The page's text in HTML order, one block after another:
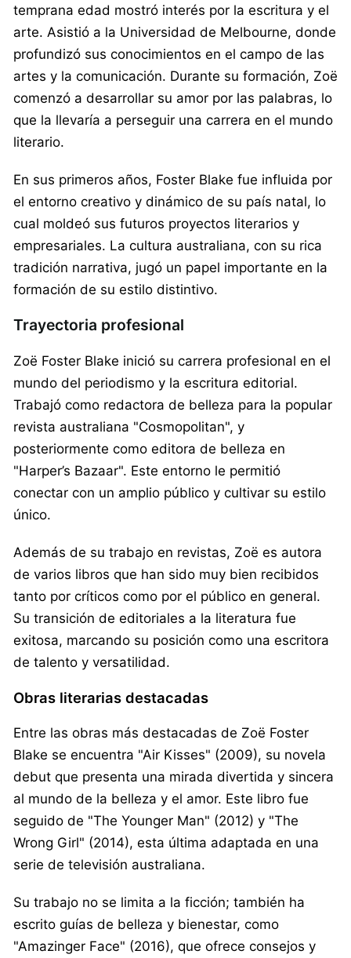
temprana edad mostró interés por la escritura y el
arte. Asistió a la Universidad de Melbourne, donde
profundizó sus conocimientos en el campo de las
artes y la comunicación. Durante su formación, Zoë
comenzó a desarrollar su amor por las palabras, lo
que la llevaría a perseguir una carrera en el mundo
literario.
En sus primeros años, Foster Blake fue influida por
el entorno creativo y dinámico de su país natal, lo
cual moldeó sus futuros proyectos literarios y
empresariales. La cultura australiana, con su rica
tradición narrativa, jugó un papel importante en la
formación de su estilo distintivo.
Trayectoria profesional
Zoë Foster Blake inició su carrera profesional en el
mundo del periodismo y la escritura editorial.
Trabajó como redactora de belleza para la popular
revista australiana "Cosmopolitan", y
posteriormente como editora de belleza en
"Harper’s Bazaar". Este entorno le permitió
conectar con un amplio público y cultivar su estilo
único.
Además de su trabajo en revistas, Zoë es autora
de varios libros que han sido muy bien recibidos
tanto por críticos como por el público en general.
Su transición de editoriales a la literatura fue
exitosa, marcando su posición como una escritora
de talento y versatilidad.
Obras literarias destacadas
Entre las obras más destacadas de Zoë Foster
Blake se encuentra "Air Kisses" (2009), su novela
debut que presenta una mirada divertida y sincera
al mundo de la belleza y el amor. Este libro fue
seguido de "The Younger Man" (2012) y "The
Wrong Girl" (2014), esta última adaptada en una
serie de televisión australiana.
Su trabajo no se limita a la ficción; también ha
escrito guías de belleza y bienestar, como
"Amazinger Face" (2016), que ofrece consejos y